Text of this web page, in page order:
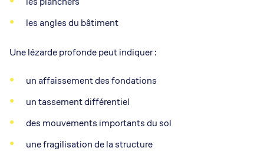
les angles du bâtiment
Une lézarde profonde peut indiquer :
un affaissement des fondations
un tassement différentiel
des mouvements importants du sol
une fragilisation de la structure